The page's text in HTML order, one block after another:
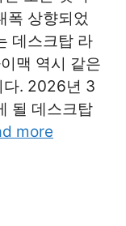
폭 상향되었
데스크탑 라
맥 역시 같은
다. 2026년 3
될 데스크탑
more